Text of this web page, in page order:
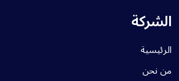
الشركة
الرئيسية
من نحن